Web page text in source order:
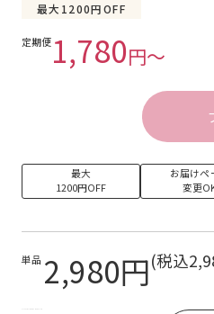
最大1200円OFF
定期便1,780円〜
最大
1200円OFF
お届けペ
変更
単品 2,980円(税込